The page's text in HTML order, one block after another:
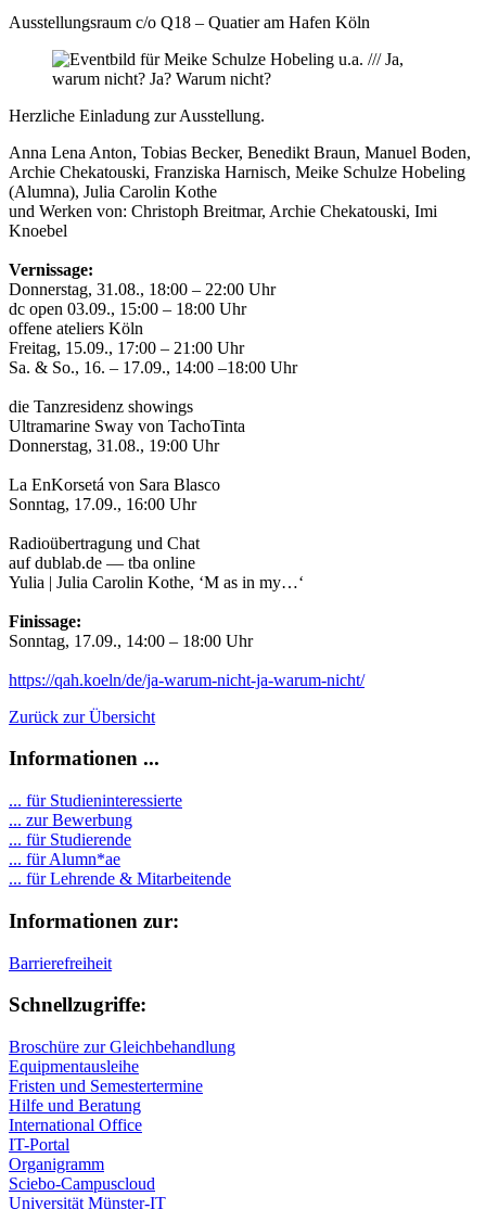
Ausstellungsraum c/o Q18 – Quatier am Hafen Köln
Herzliche Einladung zur Ausstellung.
Anna Lena Anton, Tobias Becker, Benedikt Braun, Manuel Boden,
Archie Chekatouski, Franziska Harnisch, Meike Schulze Hobeling
(Alumna), Julia Carolin Kothe
und Werken von: Christoph Breitmar, Archie Chekatouski, Imi
Knoebel
Vernissage:
Donnerstag, 31.08., 18:00 – 22:00 Uhr
dc open 03.09., 15:00 – 18:00 Uhr
offene ateliers Köln
Freitag, 15.09., 17:00 – 21:00 Uhr
Sa. & So., 16. – 17.09., 14:00 –18:00 Uhr
die Tanzresidenz showings
Ultramarine Sway von TachoTinta
Donnerstag, 31.08., 19:00 Uhr
La EnKorsetá von Sara Blasco
Sonntag, 17.09., 16:00 Uhr
Radioübertragung und Chat
auf dublab.de — tba online
Yulia | Julia Carolin Kothe, ‘M as in my…‘
Finissage:
Sonntag, 17.09., 14:00 – 18:00 Uhr
https://qah.koeln/de/ja-warum-nicht-ja-warum-nicht/
Zurück zur Übersicht
Informationen ...
... für Studieninteressierte
... zur Bewerbung
... für Studierende
... für Alumn*ae
... für Lehrende & Mitarbeitende
Informationen zur:
Barrierefreiheit
Schnellzugriffe:
Broschüre zur Gleichbehandlung
Equipmentausleihe
Fristen und Semestertermine
Hilfe und Beratung
International Office
IT-Portal
Organigramm
Sciebo-Campuscloud
Universität Münster-IT